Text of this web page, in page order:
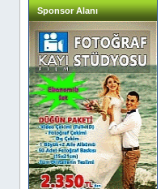
Sponsor Alanı